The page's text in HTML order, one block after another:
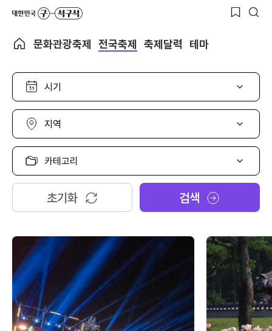
문화관광축제 전국축제 축제달력 테마
시
선
택
지
선
택
카
고
리
택
초기화 검색